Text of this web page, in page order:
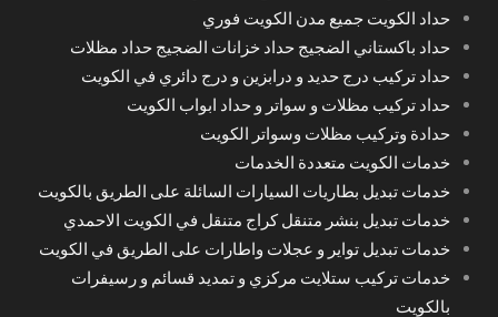
حداد الكويت جميع مدن الكويت فوري
حداد باكستاني الضجيج حداد خزانات الضجيج حداد مظلات
حداد تركيب درج حديد و درابزين و درج دائري في الكويت
حداد تركيب مظلات و سواتر و حداد ابواب الكويت
حدادة وتركيب مظلات وسواتر الكويت
خدمات الكويت متعددة الخدمات
خدمات تبديل بطاريات السيارات السائلة على الطريق بالكويت
خدمات تبديل بنشر متنقل كراج متنقل في الكويت الاحمدي
خدمات تبديل تواير و عجلات واطارات على الطريق في الكويت
خدمات تركيب ستلايت مركزي و تمديد قسائم و رسيفرات
بالكويت